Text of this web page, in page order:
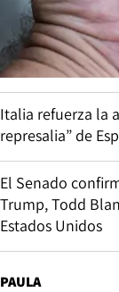
Italia refuerza la
represalia” de
El Senado
Trump, Todd
Estados Unidos
PAULA